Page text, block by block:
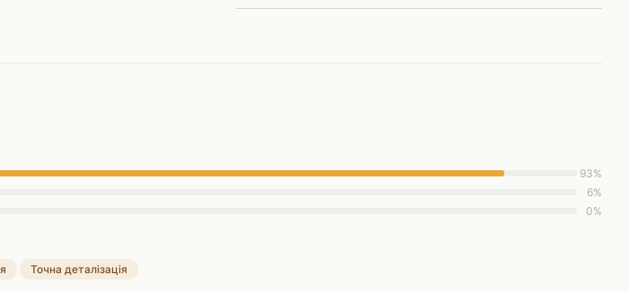
93%
6%
0%
Точна деталізація